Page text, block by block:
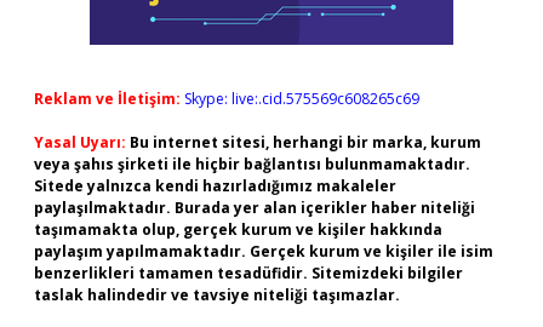
Reklam ve İletişim: Skype: live:.cid.575569c608265c69
Yasal Uyarı: Bu internet sitesi, herhangi bir marka, kurum
veya şahıs şirketi ile hiçbir bağlantısı bulunmamaktadır.
Sitede yalnızca kendi hazırladığımız makaleler
paylaşılmaktadır. Burada yer alan içerikler haber niteliği
taşımamakta olup, gerçek kurum ve kişiler hakkında
paylaşım yapılmamaktadır. Gerçek kurum ve kişiler ile isim
benzerlikleri tamamen tesadüfidir. Sitemizdeki bilgiler
taslak halindedir ve tavsiye niteliği taşımazlar.